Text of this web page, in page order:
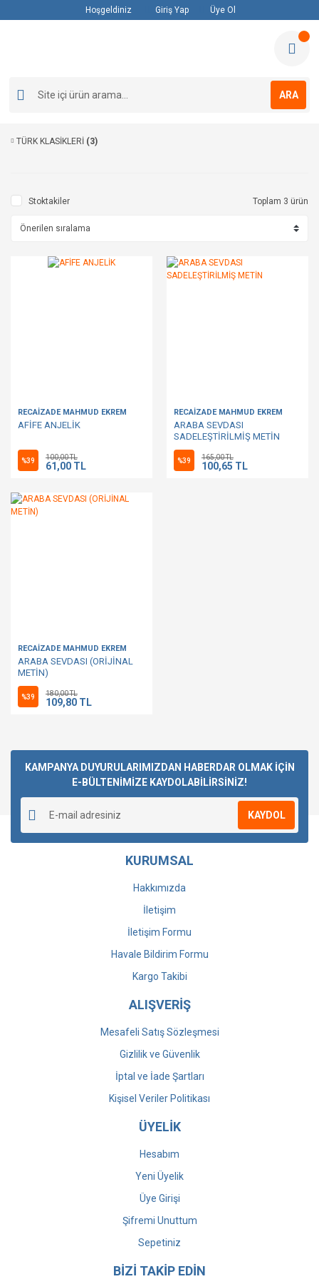
Hoşgeldiniz Giriş Yap Üye Ol
ARA
TÜRK KLASİKLERİ (3)
Stoktakiler Toplam 3 ürün
RECAİZADE MAHMUD EKREM
AFİFE ANJELİK
%39 100,00 TL
61,00 TL
RECAİZADE MAHMUD EKREM
ARABA SEVDASI
SADELEŞTİRİLMİŞ METİN
%39 165,00 TL
100,65 TL
RECAİZADE MAHMUD EKREM
ARABA SEVDASI (ORİJİNAL
METİN)
%39 180,00 TL
109,80 TL
KAMPANYA DUYURULARIMIZDAN HABERDAR OLMAK İÇİN
E-BÜLTENİMİZE KAYDOLABİLİRSİNİZ!
KAYDOL
KURUMSAL
Hakkımızda
İletişim
İletişim Formu
Havale Bildirim Formu
Kargo Takibi
ALIŞVERİŞ
Mesafeli Satış Sözleşmesi
Gizlilik ve Güvenlik
İptal ve İade Şartları
Kişisel Veriler Politikası
ÜYELİK
Hesabım
Yeni Üyelik
Üye Girişi
Şifremi Unuttum
Sepetiniz
BİZİ TAKİP EDİN